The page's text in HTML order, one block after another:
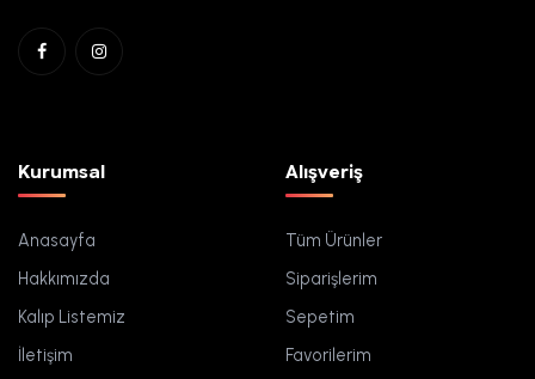
Kurumsal
Anasayfa
Hakkımızda
Kalıp Listemiz
İletişim
Alışveriş
Tüm Ürünler
Siparişlerim
Sepetim
Favorilerim